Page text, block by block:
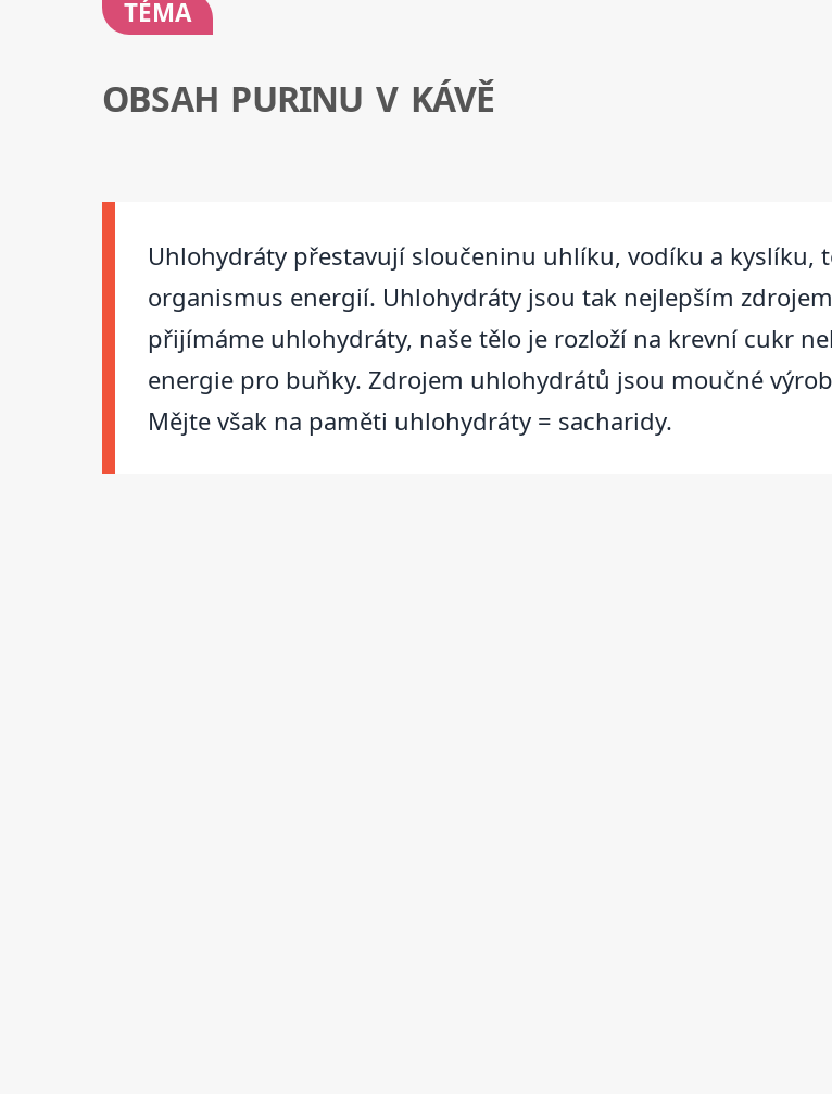
TÉMA
OBSAH PURINU V KÁVĚ
Uhlohydráty přestavují sloučeninu uhlíku, vodíku a kyslíku,
organismus energií. Uhlohydráty jsou tak nejlepším
přijímáme uhlohydráty, naše tělo je rozloží na krevní cukr
energie pro buňky. Zdrojem uhlohydrátů jsou moučné
Mějte však na paměti uhlohydráty = sacharidy.